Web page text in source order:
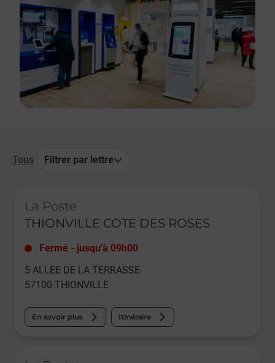
Tous Filtrer par lettre
La Poste
THIONVILLE COTE DES ROSES
Fermé - jusqu'à 09h00
5 ALLEE DE LA TERRASSE
57100 THIONVILLE
En savoir plus Itinéraire